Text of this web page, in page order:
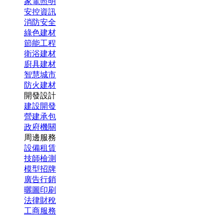
安控資訊
消防安全
綠色建材
節能工程
衛浴建材
廚具建材
智慧城市
防火建材
開發設計
建設開發
營建承包
政府機關
周邊服務
設備租賃
技師檢測
模型招牌
廣告行銷
曬圖印刷
法律財稅
工商服務